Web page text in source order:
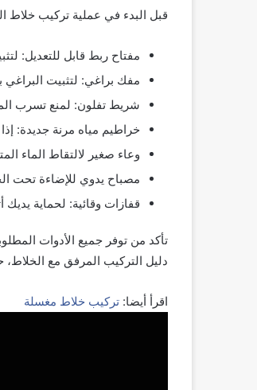
قبل البدء في عملية تركيب خلاط
مفتاح ربط قابل للتعديل:
مفك براغي: لتثبيت
شريط تفلون: لمنع تسرب
خراطيم مياه مرنة جديدة:
وعاء صغير لالتقاط الماء
مصباح يدوي للإضاءة تحت
قفازات وقائية: لحماية يديك
تأكد من توفر جميع الأدوات
دليل التركيب المرفق مع الخلاط،
اقرأ أيضا: تركيب خلاط مغسلة